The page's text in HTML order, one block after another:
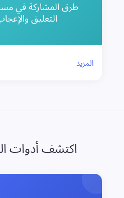
طرق المشاركة في
التعليق
المزيد
اكتشف أدوات